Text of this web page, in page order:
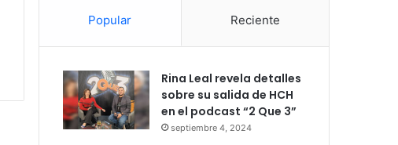
Popular Reciente
Rina Leal revela detalles
sobre su salida de HCH
en el podcast “2 Que 3”
septiembre 4, 2024